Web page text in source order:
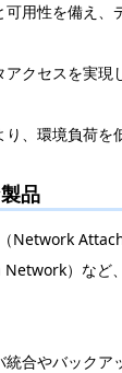
用性を備え、
クセスを実現
、環境負荷を
品
Network
）など
統合やバックア